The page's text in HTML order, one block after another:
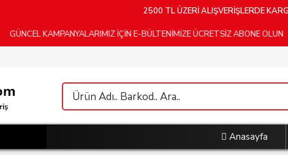
2500 TL ÜZERİ ALIŞVERİŞLERDE
GÜNCEL KAMPANYALARIMIZ İÇİN E-BÜLTENİMİZE ÜCRETSİZ ABONE OLUN
Anasayfa